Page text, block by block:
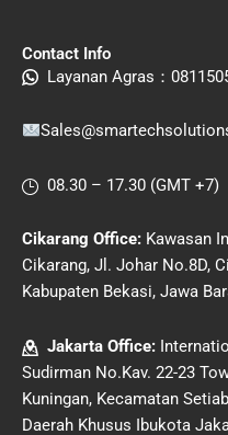
Contact Info
Layanan Agras：
08.30 – 17.30 (GMT +7)
Cikarang Office: Kawasan
Cikarang, Jl. Johar No.8D,
Kabupaten Bekasi, Jawa
Jakarta Office:
Sudirman No.Kav. 22-23
Kuningan, Kecamatan
Daerah Khusus Ibukota